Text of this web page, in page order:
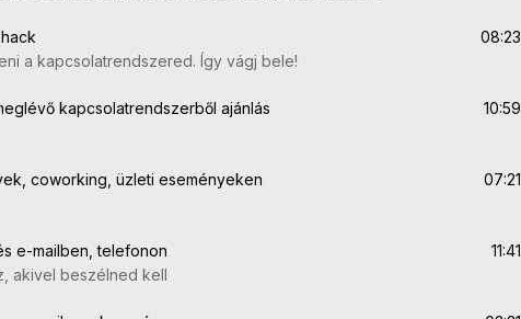
08:23
a kapcsolatrendszered. Így vágj bele!
kapcsolatrendszerből ajánlás 10:59
coworking, üzleti eseményeken
07:21
e-mailben, telefonon
11:41
akivel beszélned kell